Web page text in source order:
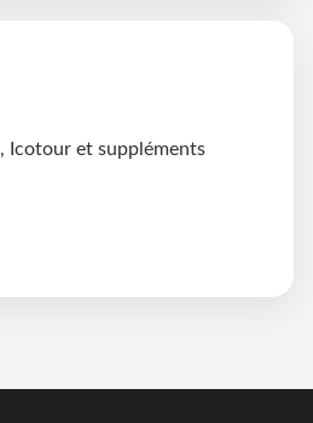
Icotour et suppléments